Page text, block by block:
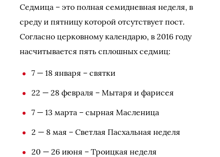
Седмица – это полная семидневная неделя, в
среду и пятницу которой отсутствует пост.
Согласно церковному календарю, в 2016 году
насчитывается пять сплошных седмиц:
7 — 18 января – святки
22 — 28 февраля – Мытаря и фарисея
7 — 13 марта – сырная Масленица
2 — 8 мая – Светлая Пасхальная неделя
20 — 26 июня – Троицкая неделя